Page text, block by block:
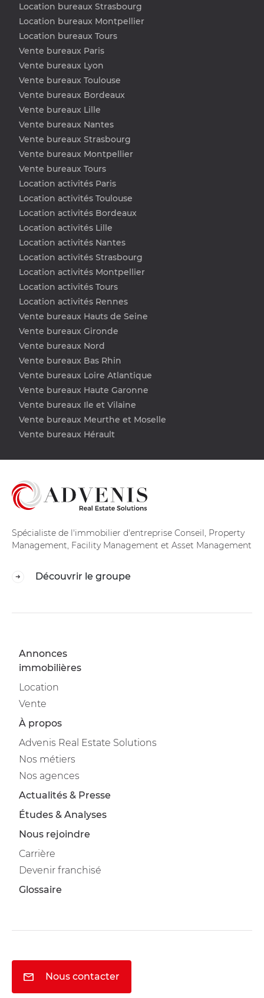
Location bureaux Strasbourg
Location bureaux Montpellier
Location bureaux Tours
Vente bureaux Paris
Vente bureaux Lyon
Vente bureaux Toulouse
Vente bureaux Bordeaux
Vente bureaux Lille
Vente bureaux Nantes
Vente bureaux Strasbourg
Vente bureaux Montpellier
Vente bureaux Tours
Location activités Paris
Location activités Toulouse
Location activités Bordeaux
Location activités Lille
Location activités Nantes
Location activités Strasbourg
Location activités Montpellier
Location activités Tours
Location activités Rennes
Vente bureaux Hauts de Seine
Vente bureaux Gironde
Vente bureaux Nord
Vente bureaux Bas Rhin
Vente bureaux Loire Atlantique
Vente bureaux Haute Garonne
Vente bureaux Ile et Vilaine
Vente bureaux Meurthe et Moselle
Vente bureaux Hérault
Spécialiste de l'immobilier d'entreprise Conseil, Property
Management, Facility Management et Asset Management
Découvrir le groupe
Annonces
immobilières
Location
Vente
À propos
Advenis Real Estate Solutions
Nos métiers
Nos agences
Actualités & Presse
Études & Analyses
Nous rejoindre
Carrière
Devenir franchisé
Glossaire
Nous contacter